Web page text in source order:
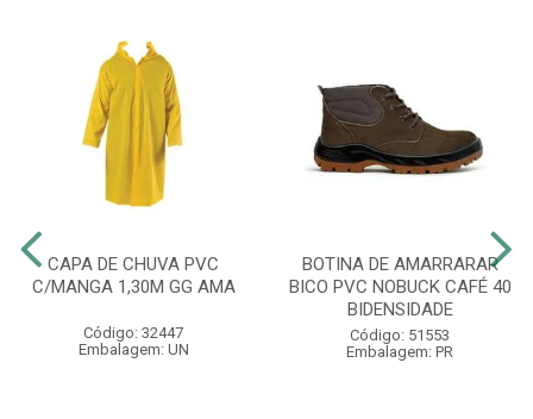
CAPA DE CHUVA PVC
C/MANGA 1,30M GG AMA
Código: 32447
Embalagem: UN
BOTINA DE AMARRARAR
BICO PVC NOBUCK CAFÉ 40
BIDENSIDADE
Código: 51553
Embalagem: PR